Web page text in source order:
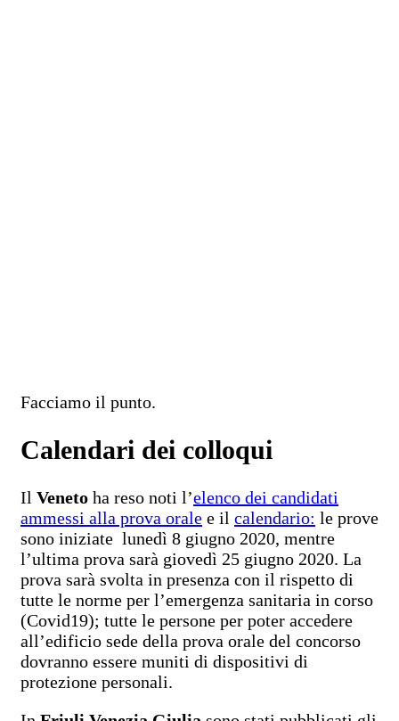
Facciamo il punto.
Calendari dei colloqui
Il Veneto ha reso noti l’elenco dei candidati
ammessi alla prova orale e il calendario: le prove
sono iniziate lunedì 8 giugno 2020, mentre
l’ultima prova sarà giovedì 25 giugno 2020. La
prova sarà svolta in presenza con il rispetto di
tutte le norme per l’emergenza sanitaria in corso
(Covid19); tutte le persone per poter accedere
all’edificio sede della prova orale del concorso
dovranno essere muniti di dispositivi di
protezione personali.